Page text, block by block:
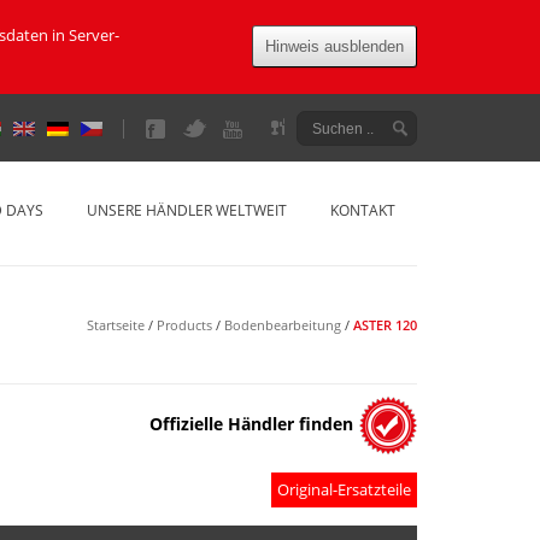
in Server-
Hinweis ausblenden
DAYS UNSERE HÄNDLER WELTWEIT KONTAKT
Startseite / Products / Bodenbearbeitung / ASTER 120
Offizielle Händler finden
Original-Ersatzteile